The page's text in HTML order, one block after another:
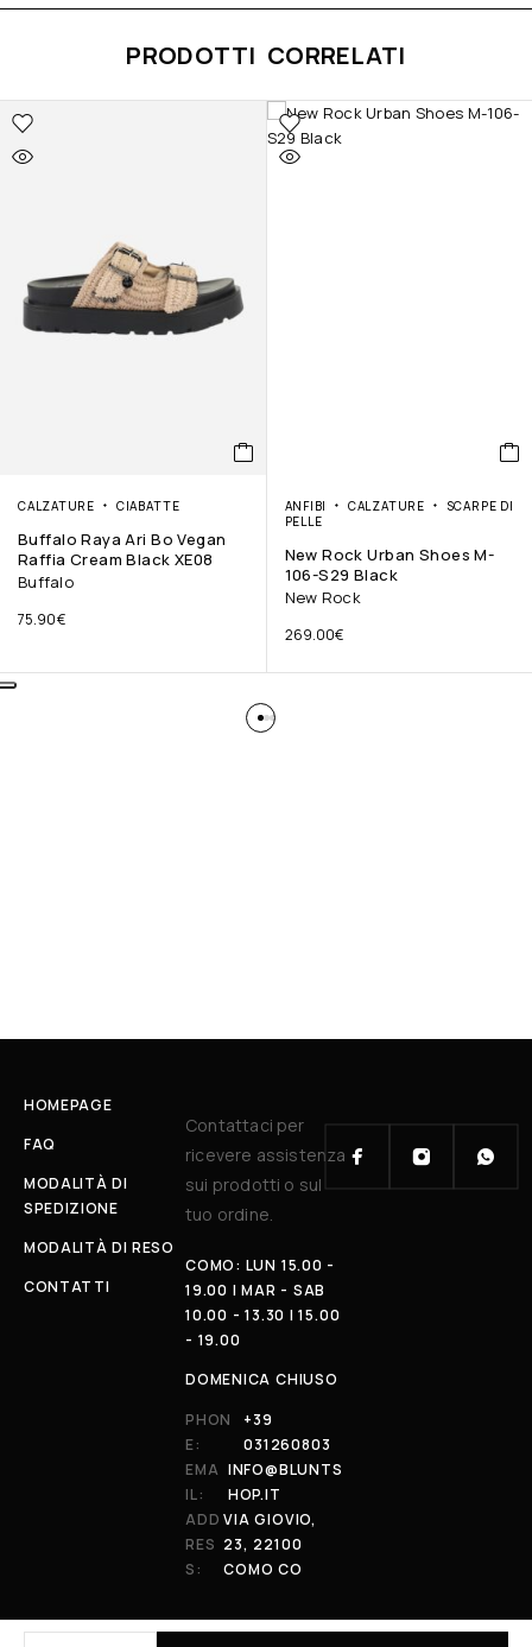
PRODOTTI CORRELATI
CALZATURE CIABATTE
Buffalo Raya Ari Bo Vegan
Raffia Cream Black XE08
Buffalo
75.90€
ANFIBI CALZATURE
SCARPE DI
PELLE
New Rock Urban Shoes M-
106-S29 Black
New Rock
269.00€
HOMEPAGE
FAQ
MODALITÀ DI
SPEDIZIONE
MODALITÀ DI RESO
CONTATTI
Contattaci per
ricevere assistenza
sui prodotti o sul
tuo ordine.
COMO: LUN 15.00 -
19.00 | MAR - SAB
10.00 - 13.30 | 15.00
- 19.00
DOMENICA CHIUSO
PHON
E:
+39
031260803
EMA
IL:
INFO@BLUNTS
HOP.IT
ADD
RES
S:
VIA GIOVIO,
23, 22100
COMO CO